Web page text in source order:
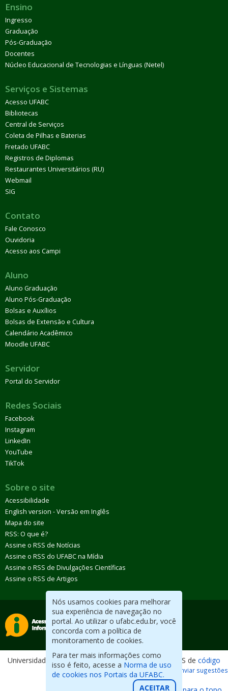
Nós usamos cookies para melhorar
sua experiência de navegação no
portal. Ao utilizar o ufabc.edu.br, você
concorda com a política de
monitoramento de cookies.
Para ter mais informações como
isso é feito, acesse a Norma de uso
de cookies nos Portais da UFABC.
ACEITAR
Ensino
Ingresso
Graduação
Pós-Graduação
Docentes
Núcleo Educacional de Tecnologias e Línguas (Netel)
Serviços e Sistemas
Acesso UFABC
Bibliotecas
Central de Serviços
Coleta de Pilhas e Baterias
Fretado UFABC
Registros de Diplomas
Restaurantes Universitários (RU)
Webmail
SIG
Contato
Fale Conosco
Ouvidoria
Acesso aos Campi
Aluno
Aluno Graduação
Aluno Pós-Graduação
Bolsas e Auxílios
Bolsas de Extensão e Cultura
Calendário Acadêmico
Moodle UFABC
Servidor
Portal do Servidor
Redes Sociais
Facebook
Instagram
LinkedIn
YouTube
TikTok
Sobre o site
Acessibilidade
English version - Versão em Inglês
Mapa do site
RSS: O que é?
Assine o RSS de Notícias
Assine o RSS do UFABC na Mídia
Assine o RSS de Divulgações Científicas
Assine o RSS de Artigos
Universidade Federal do ABC. Desenvolvido com CMS de código
aberto. Reportar erros / Enviar sugestões